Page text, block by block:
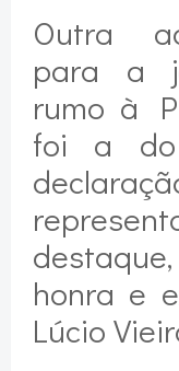
Outra
para a
rumo à
foi a do
honra e
Lúcio